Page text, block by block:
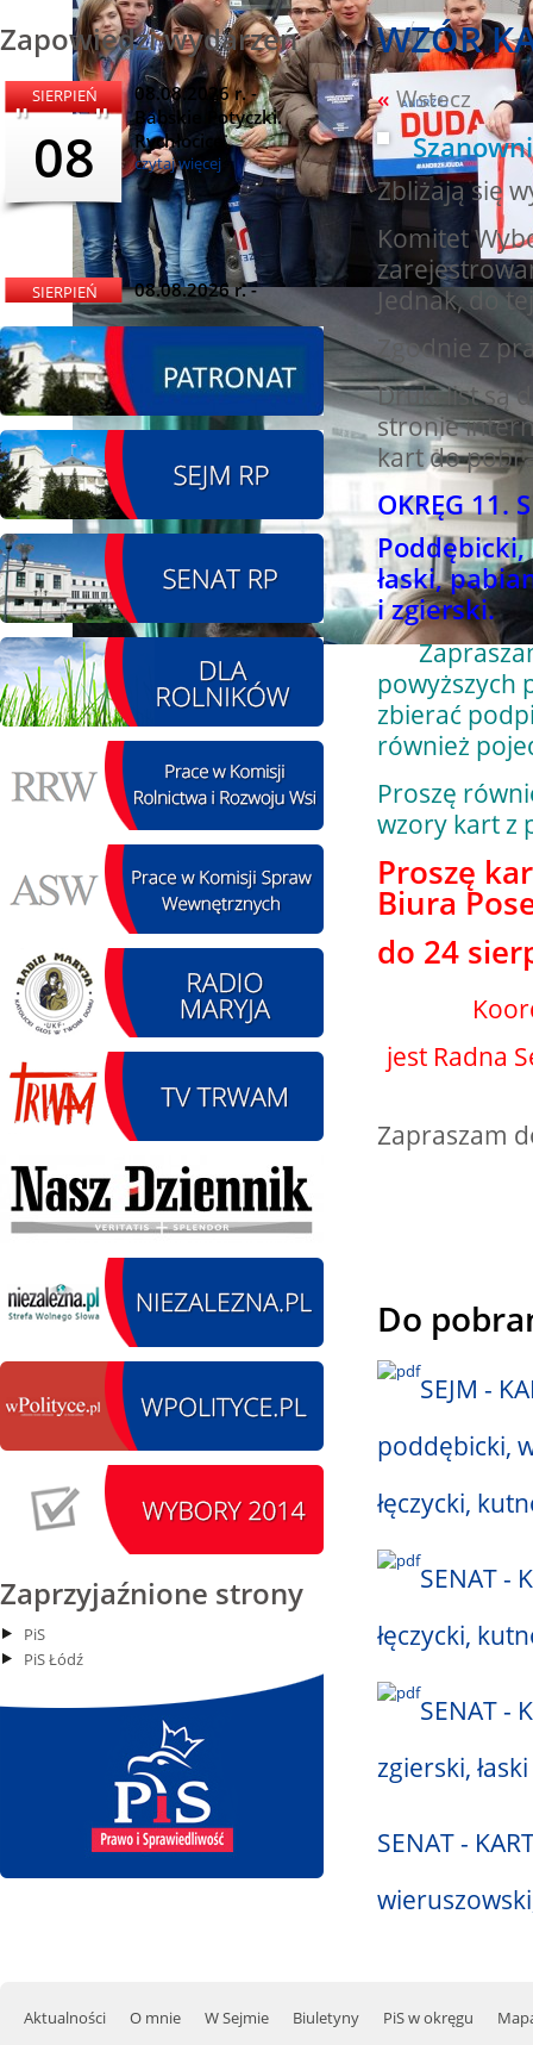
Zapowiedzi wydarzeń
SIERPIEŃ
08
08.08.2026 r. -
Babskie Potyczki.
Rychłocice
czytaj więcej
SIERPIEŃ
08
08.08.2026 r. -
Dożynki i
SIERPIEŃ
08
08.08.2026 r. - Piknik
integracyjny. Krępa
60 u Sołtysa
SIERPIEŃ
09
09.08.2026 r. -
Jubileusz OSP. Żerniki
czytaj więcej
SIERPIEŃ
12
12.08.2026 r. -
Oddanie drogi.
Kiełbasy
czytaj więcej
SIERPIEŃ
14
Kiernozkiego Dzika.
czytaj więcej
15
Wojska Polskiego.
Łódź
czytaj więcej
15
15.08.2026
Siemkowice
SIERPIEŃ
15
Oddanie budynku.
Wielgie
czytaj więcej
Dożynki Parafialne.
Zaprzyjaźnione strony
PiS
PiS Łódź
WZÓR
« Wstecz
Zbliżają się
Komitet
Jednak, do
Zgodnie z
Druki list są
stronie
kart do
OKRĘG 11.
łaski,
i zgierski.
Zapraszam
powyższych
zbierać
również
Proszę
wzory kart z
Proszę
Biura
do 24
jest Radna
Zapraszam
Do
SEJM -
poddębicki,
łęczycki,
SENAT -
łęczycki,
SENAT -
zgierski, łaski
SENAT -
Aktualności O mnie W Sejmie Biuletyny PiS w okręgu